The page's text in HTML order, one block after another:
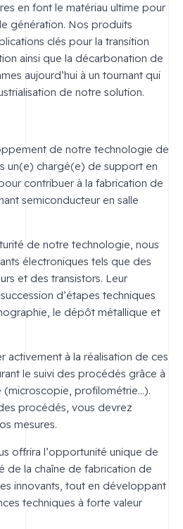
en font le matériau ultime pour
génération. Nos produits
clés pour la transition
ainsi que la décarbonation de
aujourd’hui à un tournant qui
de notre solution.
de notre technologie de
un(e) chargé(e) de support en
contribuer à la fabrication de
semiconducteur en salle
de notre technologie, nous
électroniques tels que des
et des transistors. Leur
d’étapes techniques
le dépôt métallique et
activement à la réalisation de ces
le suivi des procédés grâce à
profilométrie…).
procédés, vous devrez
mesures.
offrira l’opportunité unique de
de la chaîne de fabrication de
innovants, tout en développant
techniques à forte valeur